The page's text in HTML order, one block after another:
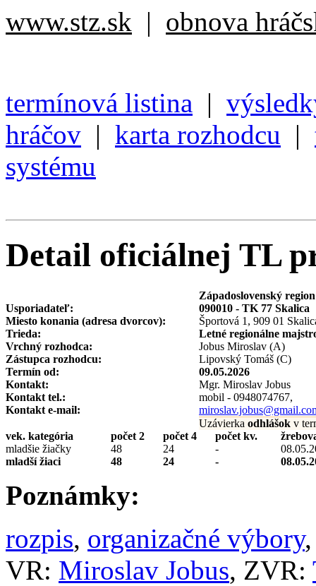
www.stz.sk | obnova
termínová listina |
hráčov | karta rozhodcu |
systému
Detail oficiálnej TL
Západoslovenský region
Usporiadateľ:
090010 - TK 77 Skalica
Miesto konania (adresa dvorcov):
Športová 1, 909 01
Trieda:
Letné regionálne
Vrchný rozhodca:
Jobus Miroslav (A)
Zástupca rozhodcu:
Lipovský Tomáš (C)
Termín od:
09.05.2026
Kontakt:
Mgr. Miroslav Jobus
Kontakt tel.:
mobil - 0948074767,
Kontakt e-mail:
Uzávierka odhlášok v
vek. kategória
počet 2 počet 4 počet kv.
mladšie žiačky
48 24 -
mladší žiaci
48 24 -
Poznámky:
rozpis, organizačné výbory
VR: Miroslav Jobus, ZVR: